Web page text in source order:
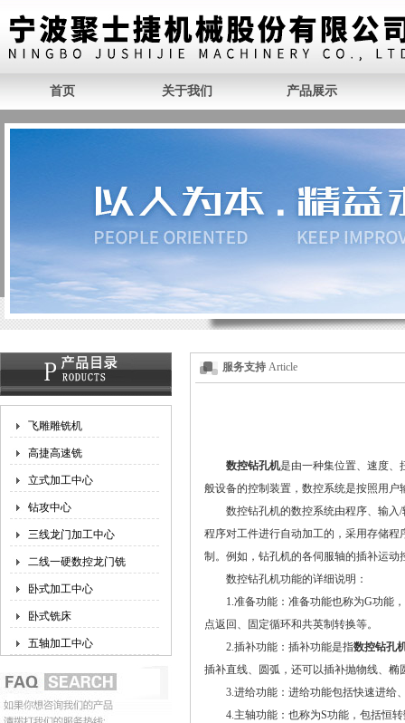
首页 关于我们 产品展示
飞雕雕铣机
高捷高速铣
立式加工中心
钻攻中心
三线龙门加工中心
二线一硬数控龙门铣
卧式加工中心
卧式铣床
五轴加工中心
服务支持 Article
数控钻孔机是由一种集位置、速度、
般设备的控制装置，数控系统是按照用
数控钻孔机的数控系统由程序、输入/
程序对工件进行自动加工的，采用存储
制。例如，钻孔机的各伺服轴的插补运
数控钻孔机功能的详细说明：
1.准备功能：准备功能也称为G功能，
点返回、固定循环和共英制转换等。
2.插补功能：插补功能是指数控钻孔
插补直线、圆弧，还可以插补抛物线、
3.进给功能：进给功能包括快速进给、
4.主轴功能：也称为S功能，包括恒转